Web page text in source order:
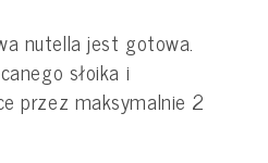
nutella jest gotowa.
słoika i
przez maksymalnie 2